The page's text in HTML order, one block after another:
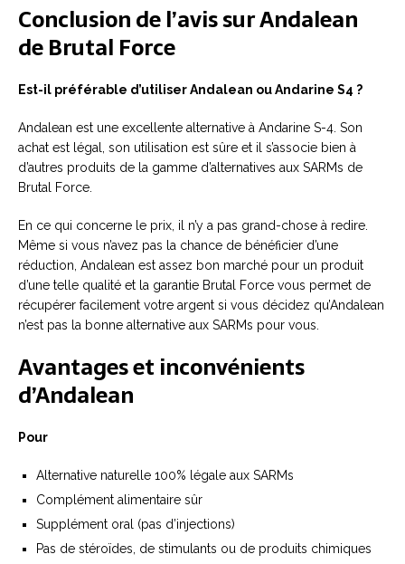
Conclusion de l’avis surAndalean
deBrutal Force
Est-il préférable d’utiliser Andalean ou Andarine S4 ?
Andalean est une excellente alternative à Andarine S-4. Son
achat est légal, son utilisation est sûre et il s’associe bien à
d’autres produits de la gamme d’alternatives aux SARMs de
Brutal Force.
En ce qui concerne le prix, il n’y a pas grand-chose à redire.
Même si vous n’avez pas la chance de bénéficier d’une
réduction, Andalean est assez bon marché pour un produit
d’une telle qualité et la garantie Brutal Force vous permet de
récupérer facilement votre argent si vous décidez qu’Andalean
n’est pas la bonne alternative aux SARMs pour vous.
Avantages et inconvénients
d’Andalean
Pour
Alternative naturelle 100% légale aux SARMs
Complément alimentaire sûr
Supplément oral (pas d’injections)
Pas de stéroïdes, de stimulants ou de produits chimiques